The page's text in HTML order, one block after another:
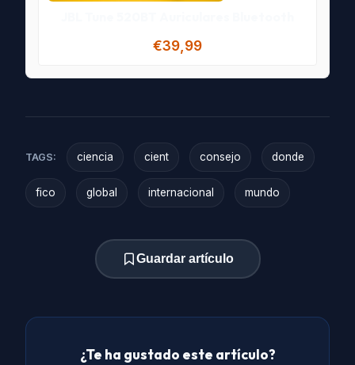
€39,99
TAGS: ciencia cient consejo donde
fico global internacional mundo
Guardar artículo
¿Te ha gustado este artículo?